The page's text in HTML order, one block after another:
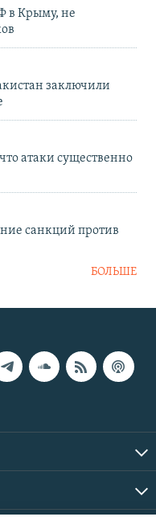
в Крыму, не
заключили
атаки существенно
санкций против
БОЛЬШЕ